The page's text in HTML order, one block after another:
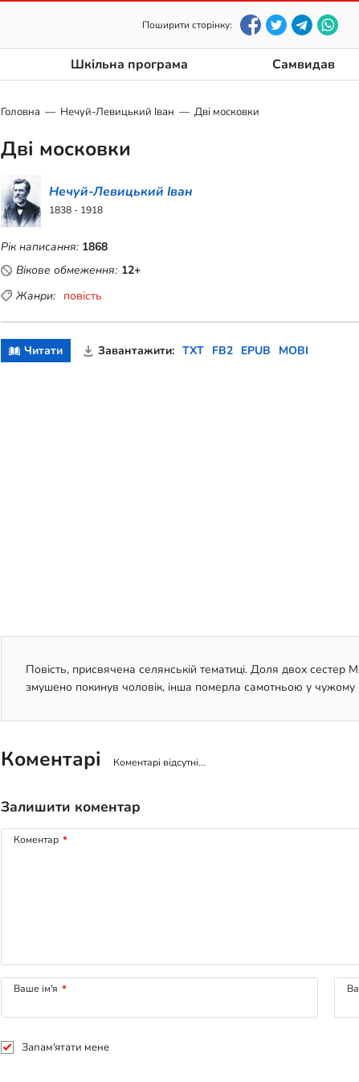
Поширити сторінку:
Шкільна програма Самвидав
Головна Нечуй-Левицький Іван Дві московки
Дві московки
Нечуй-Левицький Іван
1838 - 1918
Рік написання: 1868
Вікове обмеження: 12+
Жанри: повість
Читати Завантажити: TXT FB2 EPUB MOBI
Повість, присвячена селянській тематиці. Доля двох
змушено покинув чоловік, інша померла самотньою у чужому
Коментарі Коментарі відсутні...
Залишити коментар
Коментар *
Ваше ім'я *
Запам'ятати мене